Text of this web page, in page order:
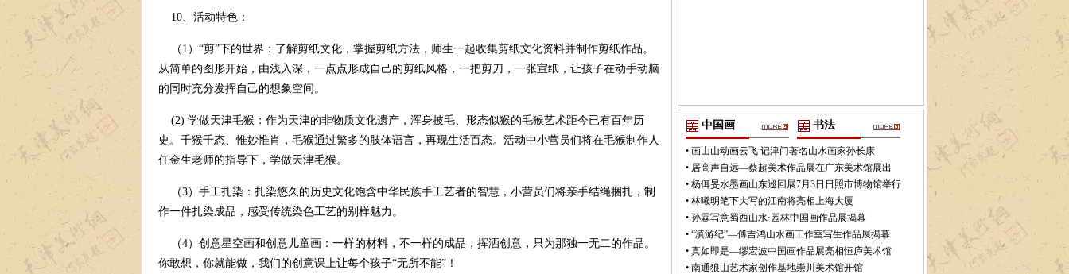
10、活动特色：
（1）“剪”下的世界：了解剪纸文化，掌握剪纸方法，师生一起收集剪纸文化资料并制作剪纸作品。
从简单的图形开始，由浅入深，一点点形成自己的剪纸风格，一把剪刀，一张宣纸，让孩子在动手动脑
的同时充分发挥自己的想象空间。
(2) 学做天津毛猴：作为天津的非物质文化遗产，浑身披毛、形态似猴的毛猴艺术距今已有百年历
史。千猴千态、惟妙惟肖，毛猴通过繁多的肢体语言，再现生活百态。活动中小营员们将在毛猴制作人
任金生老师的指导下，学做天津毛猴。
（3）手工扎染：扎染悠久的历史文化饱含中华民族手工艺者的智慧，小营员们将亲手结绳捆扎，制
作一件扎染成品，感受传统染色工艺的别样魅力。
（4）创意星空画和创意儿童画：一样的材料，不一样的成品，挥洒创意，只为那独一无二的作品。
你敢想，你就能做，我们的创意课上让每个孩子“无所不能”！
中国画 书法
• 画山山动画云飞 记津门著名山水画家孙长康
• 居高声自远—蔡超美术作品展在广东美术馆展出
• 杨佴旻水墨画山东巡回展7月3日日照市博物馆举行
• 林曦明笔下大写的江南将亮相上海大厦
• 孙霖写意蜀西山水·园林中国画作品展揭幕
• “滇游纪”—傅吉鸿山水画工作室写生作品展揭幕
• 真如即是—缪宏波中国画作品展亮相恒庐美术馆
• 南通狼山艺术家创作基地崇川美术馆开馆